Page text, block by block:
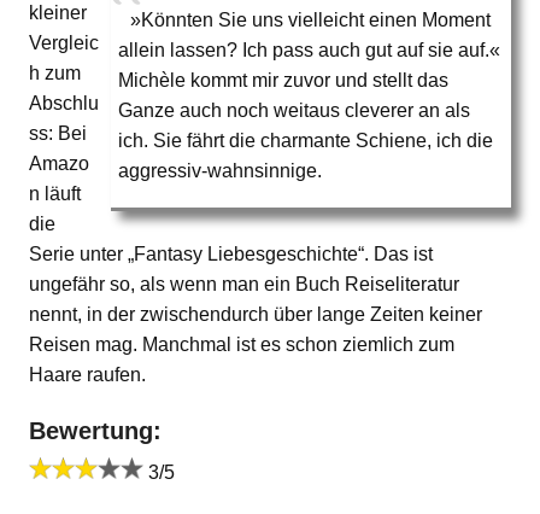
»Könnten Sie uns vielleicht einen Moment
allein lassen? Ich pass auch gut auf sie auf.«
Michèle kommt mir zuvor und stellt das
Ganze auch noch weitaus cleverer an als
ich. Sie fährt die charmante Schiene, ich die
aggressiv-wahnsinnige.
kleiner
Vergleic
h zum
Abschlu
ss: Bei
Amazo
n läuft
die
Serie unter „Fantasy Liebesgeschichte“. Das ist
ungefähr so, als wenn man ein Buch Reiseliteratur
nennt, in der zwischendurch über lange Zeiten keiner
Reisen mag. Manchmal ist es schon ziemlich zum
Haare raufen.
Bewertung:
3/5